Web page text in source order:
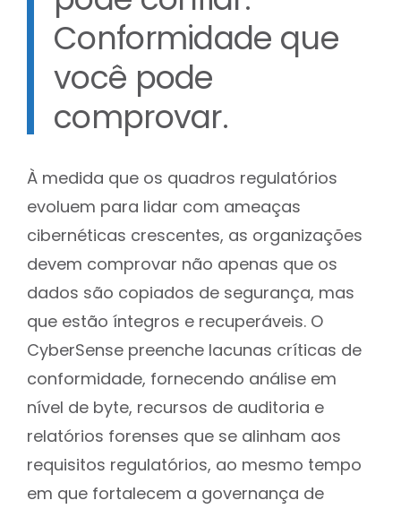
Conformidade que
você pode
comprovar.
À medida que os quadros regulatórios
evoluem para lidar com ameaças
cibernéticas crescentes, as organizações
devem comprovar não apenas que os
dados são copiados de segurança, mas
que estão íntegros e recuperáveis. O
CyberSense preenche lacunas críticas de
conformidade, fornecendo análise em
nível de byte, recursos de auditoria e
relatórios forenses que se alinham aos
requisitos regulatórios, ao mesmo tempo
em que fortalecem a governança de